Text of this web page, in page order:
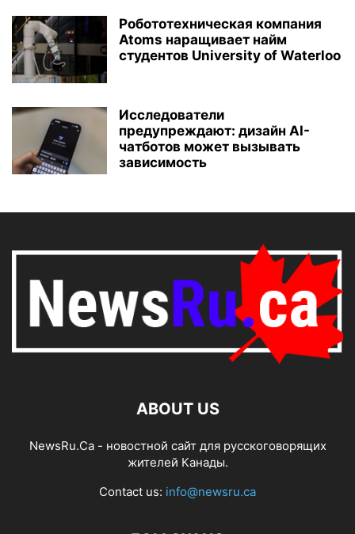
Робототехническая компания
Atoms наращивает найм
студентов University of Waterloo
Исследователи
предупреждают: дизайн AI-
чатботов может вызывать
зависимость
ABOUT US
NewsRu.Ca - новостной сайт для русскоговорящих
жителей Канады.
Contact us: info@newsru.ca